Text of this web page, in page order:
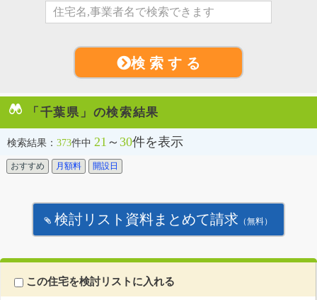
検 索 す る
「千葉県」の検索結果
検索結果： 373件中 21 ～ 30件を表示
おすすめ 月額料 開設日
検討リスト資料まとめて請求 （無料）
この住宅を検討リストに入れる